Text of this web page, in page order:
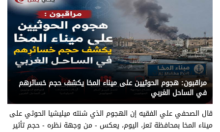
يني يمن - متابعات
مراقبون: هجوم الحوثيين على ميناء المخا يكشف حجم خسائرهم
في الساحل الغربي
قال الصحفي علي الفقيه إن الهجوم الذي شنته ميليشيا الحوثي على
ميناء المخا بمحافظة تعز، اليوم، يعكس - من وجهة نظره - حجم تأثير